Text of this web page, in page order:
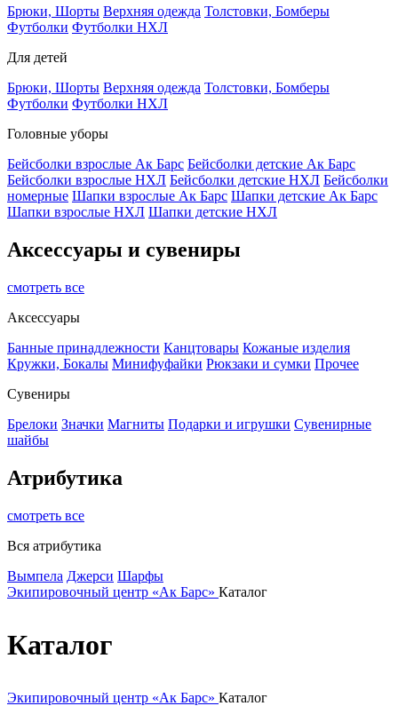
Брюки, Шорты Верхняя одежда Толстовки, Бомберы
Футболки Футболки НХЛ
Для детей
Брюки, Шорты Верхняя одежда Толстовки, Бомберы
Футболки Футболки НХЛ
Головные уборы
Бейсболки взрослые Ак Барс Бейсболки детские Ак Барс
Бейсболки взрослые НХЛ Бейсболки детские НХЛ Бейсболки
номерные Шапки взрослые Ак Барс Шапки детские Ак Барс
Шапки взрослые НХЛ Шапки детские НХЛ
Аксессуары и сувениры
смотреть все
Аксессуары
Банные принадлежности Канцтовары Кожаные изделия
Кружки, Бокалы Минифуфайки Рюкзаки и сумки Прочее
Сувениры
Брелоки Значки Магниты Подарки и игрушки Сувенирные
шайбы
Атрибутика
смотреть все
Вся атрибутика
Вымпела Джерси Шарфы
Экипировочный центр «Ак Барс» Каталог
Каталог
Экипировочный центр «Ак Барс» Каталог